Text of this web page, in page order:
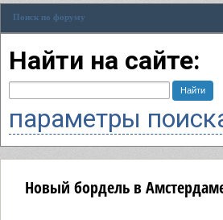
РАЗДЕЛ: Разное
Поиск по форуму
Найти на сайте:
параметры
Новый бордель в